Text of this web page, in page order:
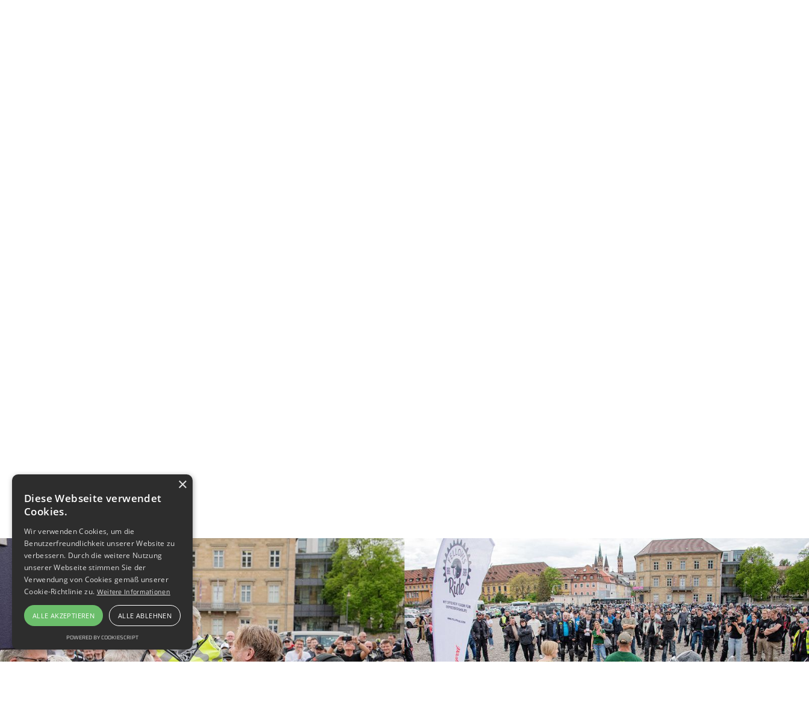
×
Diese Webseite verwendet
Cookies.
Wir verwenden Cookies, um die
Benutzerfreundlichkeit unserer Website zu
verbessern. Durch die weitere Nutzung
unserer Webseite stimmen Sie der
Verwendung von Cookies gemäß unserer
Cookie-Richtlinie zu. Weitere Informationen
ALLE AKZEPTIEREN ALLE ABLEHNEN
POWERED BY COOKIESCRIPT